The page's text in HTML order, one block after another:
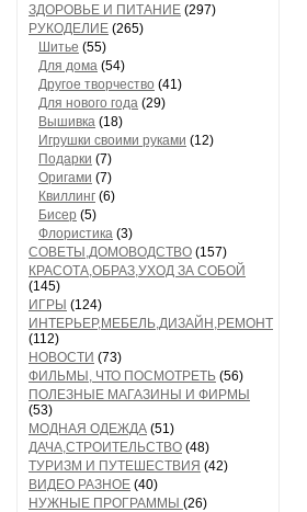
ЗДОРОВЬЕ И ПИТАНИЕ (297)
РУКОДЕЛИЕ (265)
Шитье (55)
Для дома (54)
Другое творчество (41)
Для нового года (29)
Вышивка (18)
Игрушки своими руками (12)
Подарки (7)
Оригами (7)
Квиллинг (6)
Бисер (5)
Флористика (3)
СОВЕТЫ,ДОМОВОДСТВО (157)
КРАСОТА,ОБРАЗ,УХОД ЗА СОБОЙ
(145)
ИГРЫ (124)
ИНТЕРЬЕР,МЕБЕЛЬ,ДИЗАЙН,РЕМОНТ
(112)
НОВОСТИ (73)
ФИЛЬМЫ, ЧТО ПОСМОТРЕТЬ (56)
ПОЛЕЗНЫЕ МАГАЗИНЫ И ФИРМЫ
(53)
МОДНАЯ ОДЕЖДА (51)
ДАЧА,СТРОИТЕЛЬСТВО (48)
ТУРИЗМ И ПУТЕШЕСТВИЯ (42)
ВИДЕО РАЗНОЕ (40)
НУЖНЫЕ ПРОГРАММЫ (26)